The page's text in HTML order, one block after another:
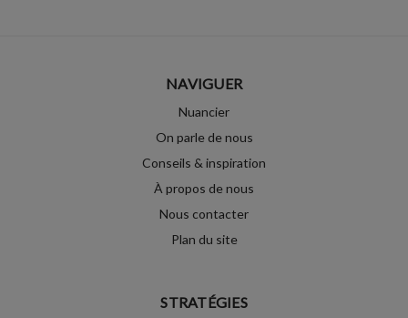
NAVIGUER
Nuancier
On parle de nous
Conseils & inspiration
À propos de nous
Nous contacter
Plan du site
STRATÉGIES